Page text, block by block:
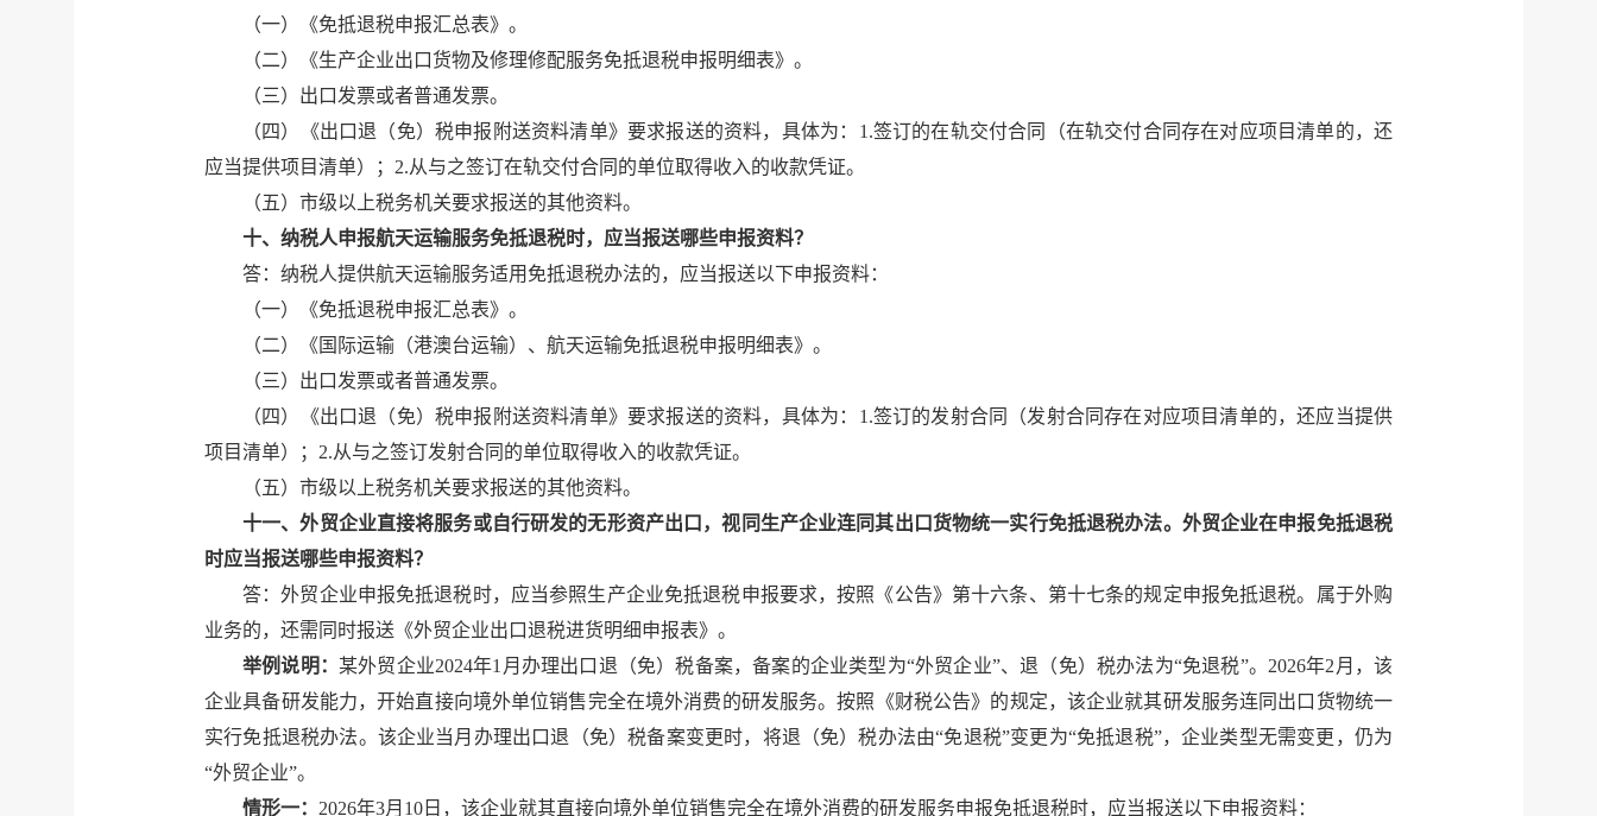
（一）《免抵退税申报汇总表》。
（二）《生产企业出口货物及修理修配服务免抵退税申报明细表》。
（三）出口发票或者普通发票。
（四）《出口退（免）税申报附送资料清单》要求报送的资料，具体为：1.签订的在轨交付合同（在轨交付合同存在对应项目清单的，还
应当提供项目清单）；2.从与之签订在轨交付合同的单位取得收入的收款凭证。
（五）市级以上税务机关要求报送的其他资料。
十、纳税人申报航天运输服务免抵退税时，应当报送哪些申报资料？
答：纳税人提供航天运输服务适用免抵退税办法的，应当报送以下申报资料：
（一）《免抵退税申报汇总表》。
（二）《国际运输（港澳台运输）、航天运输免抵退税申报明细表》。
（三）出口发票或者普通发票。
（四）《出口退（免）税申报附送资料清单》要求报送的资料，具体为：1.签订的发射合同（发射合同存在对应项目清单的，还应当提供
项目清单）；2.从与之签订发射合同的单位取得收入的收款凭证。
（五）市级以上税务机关要求报送的其他资料。
十一、外贸企业直接将服务或自行研发的无形资产出口，视同生产企业连同其出口货物统一实行免抵退税办法。外贸企业在申报免抵退税
时应当报送哪些申报资料？
答：外贸企业申报免抵退税时，应当参照生产企业免抵退税申报要求，按照《公告》第十六条、第十七条的规定申报免抵退税。属于外购
业务的，还需同时报送《外贸企业出口退税进货明细申报表》。
举例说明： 某外贸企业2024年1月办理出口退（免）税备案，备案的企业类型为“外贸企业”、退（免）税办法为“免退税”。2026年2月，该
企业具备研发能力，开始直接向境外单位销售完全在境外消费的研发服务。按照《财税公告》的规定，该企业就其研发服务连同出口货物统一
实行免抵退税办法。该企业当月办理出口退（免）税备案变更时，将退（免）税办法由“免退税”变更为“免抵退税”，企业类型无需变更，仍为
“外贸企业”。
情形一： 2026年3月10日，该企业就其直接向境外单位销售完全在境外消费的研发服务申报免抵退税时，应当报送以下申报资料：